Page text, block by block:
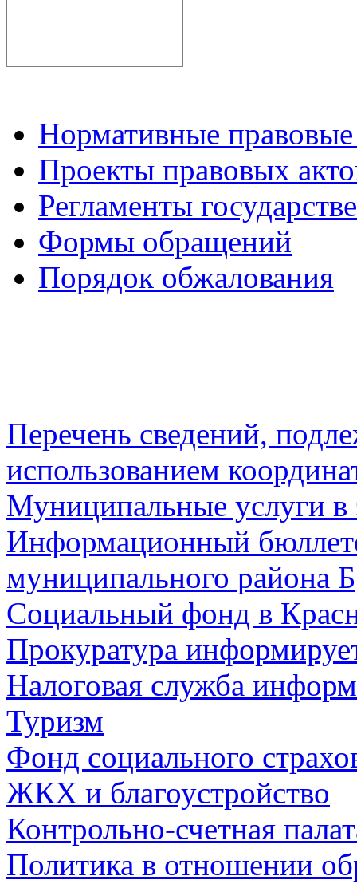
Нормативные
Проекты правовых
Регламенты
Формы обращений
Порядок обжалования
Перечень сведений,
использованием
Муниципальные услуги в
Информационный
муниципального района
Социальный фонд в
Прокуратура
Налоговая служба
Туризм
Фонд социального
ЖКХ и благоустройство
Контрольно-счетная
Политика в отношении